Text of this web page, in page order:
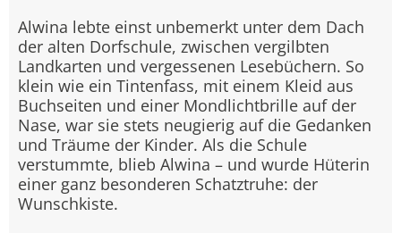
Alwina lebte einst unbemerkt unter dem Dach
der alten Dorfschule, zwischen vergilbten
Landkarten und vergessenen Lesebüchern. So
klein wie ein Tintenfass, mit einem Kleid aus
Buchseiten und einer Mondlichtbrille auf der
Nase, war sie stets neugierig auf die Gedanken
und Träume der Kinder. Als die Schule
verstummte, blieb Alwina – und wurde Hüterin
einer ganz besonderen Schatztruhe: der
Wunschkiste.